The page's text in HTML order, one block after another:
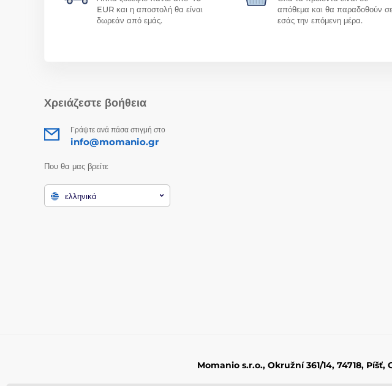
EUR και η αποστολή θα είναι
δωρεάν από εμάς.
απόθεμα και θα παραδοθούν
εσάς την επόμενη μέρα.
Χρειάζεστε βοήθεια
Γράψτε ανά πάσα στιγμή στο
info@momanio.gr
Που θα μας βρείτε
ελληνικά
Momanio s.r.o., Okružní 361/14, 74718,